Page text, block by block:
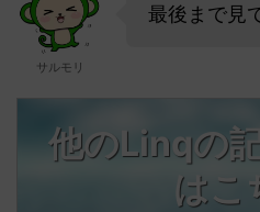
サルモリ
最後まで見
他のLinqの
はこ